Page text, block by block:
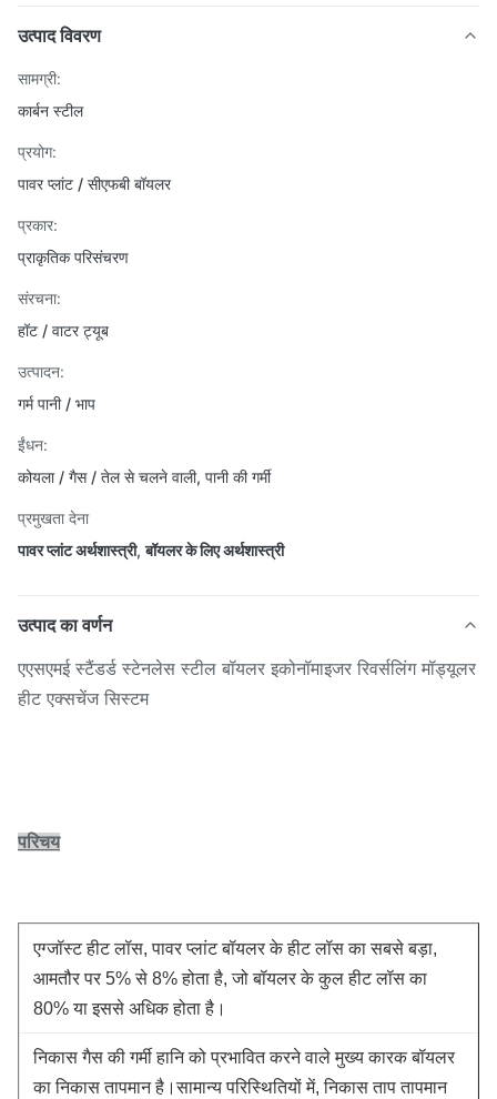
उत्पाद विवरण
सामग्री:
कार्बन स्टील
प्रयोग:
पावर प्लांट / सीएफबी बॉयलर
प्रकार:
प्राकृतिक परिसंचरण
संरचना:
हॉट / वाटर ट्यूब
उत्पादन:
गर्म पानी / भाप
ईंधन:
कोयला / गैस / तेल से चलने वाली, पानी की गर्मी
प्रमुखता देना
पावर प्लांट अर्थशास्त्री,बॉयलर के लिए अर्थशास्त्री
उत्पाद का वर्णन
एएसएमई स्टैंडर्ड स्टेनलेस स्टील बॉयलर इकोनॉमाइजर रिवर्सलिंग मॉड्यूलर
हीट एक्सचेंज सिस्टम
परिचय
एग्जॉस्ट हीट लॉस, पावर प्लांट बॉयलर के हीट लॉस का सबसे बड़ा,
आमतौर पर 5% से 8% होता है, जो बॉयलर के कुल हीट लॉस का
80% या इससे अधिक होता है।
निकास गैस की गर्मी हानि को प्रभावित करने वाले मुख्य कारक बॉयलर
का निकास तापमान है।सामान्य परिस्थितियों में, निकास ताप तापमान